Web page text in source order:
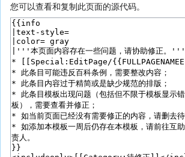
航
索
您可以查看和复制此页面的源代码。